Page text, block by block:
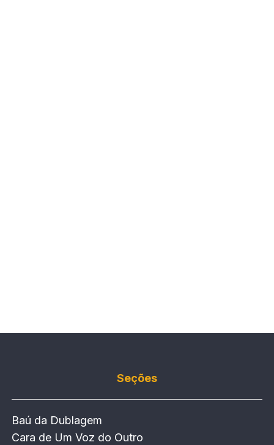
Seções
Baú da Dublagem
Cara de Um Voz do Outro